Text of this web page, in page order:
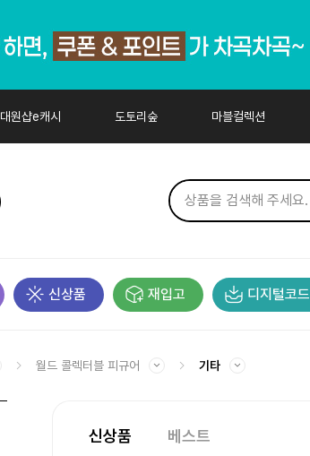
대원샵e캐시 도토리숲 마블컬렉션
신상품 재입고 디지털코드
월드 콜렉터블 피규어 기타
신상품 베스트